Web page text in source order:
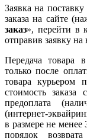
Заявка на
заказа на сайте
заказ», перейти в
отправив заявку
Передача товара
только после
товара курьером
стоимость заказа
предоплата
(интернет-
в размере не менее
порядок